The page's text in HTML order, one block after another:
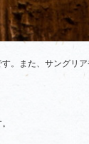
。また、サングリ